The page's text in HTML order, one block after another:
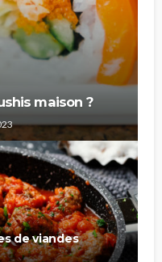
maison ?
de viandes